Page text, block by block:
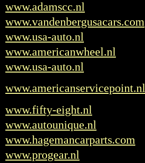
www.adamscc.nl
www.vandenbergusacars.com
www.usa-auto.nl
www.americanwheel.nl
www.usa-auto.nl
www.americanservicepoint.nl
www.fifty-eight.nl
www.autounique.nl
www.hagemancarparts.com
www.progear.nl